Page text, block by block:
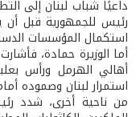
داعيًا شباب لبنان إلى
رئيس للجمهورية قبل
استكمال المؤسسات
أما الوزيرة حمادة،
أهالي الهرمل ورأس
استمرار لبنان وصموده
من ناحية أخرى، شدد